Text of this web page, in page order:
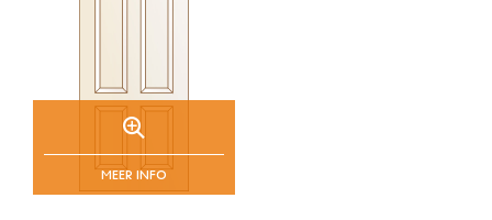
glassoort. Vervaardigd van hoogwaardig en duurzaam
hardhout in combinatie met kennis, kunde en
geavanceerde productietechnieken. Wij zijn uw partner
die vanaf het voortraject graag met u meedenkt over de
toepassing van onze deuren.
MEER INFO